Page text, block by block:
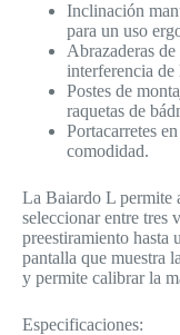
Inclinación
para un uso
Abrazaderas
interferencia de
Postes de
raquetas de
Portacarretes
comodidad.
La Baiardo L permite
seleccionar entre tres
preestiramiento hasta
pantalla que muestra
y permite calibrar la
Especificaciones: